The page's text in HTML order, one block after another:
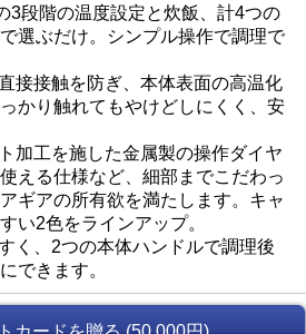
段階の温度設定と炊飯、計4つの
選ぶだけ。シンプル操作で調理で
接接触を防ぎ、本体表面の高温化
かり触れてもやけどしにくく、安
加工を施した金属製の操作ダイヤ
える仕様など、細部までこだわっ
ギアの所有欲を満たします。キャ
い2色をラインアップ。
く、2つの本体ハンドルで調理後
できます。